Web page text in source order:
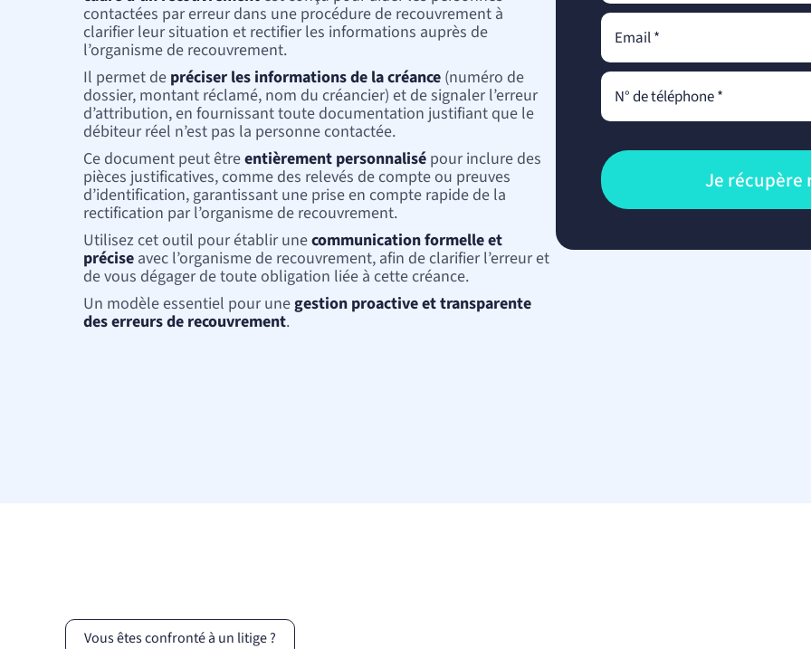
Sport et associations
Avocat droit du sport
Entreprises
Avocat droit affaires
Avocat droit fiscal
Avocat droit sociétés
Avocat droit numérique
Télécoms, TV, Internet
Énergie : électricité,
Automobile
Achat ou vente d’un
Réparation d’un véhicule
contactées par erreur dans une procédure de recouvrement à
clarifier leur situation et rectifier les informations auprès de
l’organisme de recouvrement.
Il permet de préciser les informations de la créance (numéro de
dossier, montant réclamé, nom du créancier) et de signaler l’erreur
d’attribution, en fournissant toute documentation justifiant que le
débiteur réel n’est pas la personne contactée.
Ce document peut êtreentièrement personnalisé pour inclure des
pièces justificatives, comme des relevés de compte ou preuves
d’identification, garantissant une prise en compte rapide de la
rectification par l’organisme de recouvrement.
Utilisez cet outil pour établir unecommunication formelle et
précise avec l’organisme de recouvrement, afin de clarifier l’erreur et
de vous dégager de toute obligation liée à cette créance.
Un modèle essentiel pour unegestion proactive et transparente
des erreurs de recouvrement.
Vous êtes confronté à un litige ?